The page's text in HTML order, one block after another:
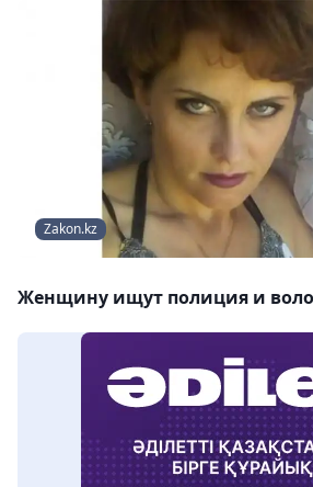
Zakon.kz
Женщину ищут полиция и